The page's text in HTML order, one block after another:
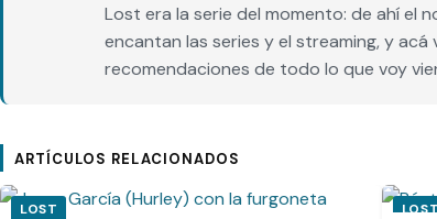
Lost era la serie del momento: de ahí el
encantan las series y el streaming, y
recomendaciones de todo lo que voy
ARTÍCULOS RELACIONADOS
LOST